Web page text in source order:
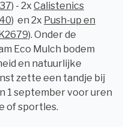
- 2x Calistenics
en 2x Push-up en
. Onder de
Eco Mulch bodem
en natuurlijke
zette een tandje bij
1 september voor uren
of sportles.